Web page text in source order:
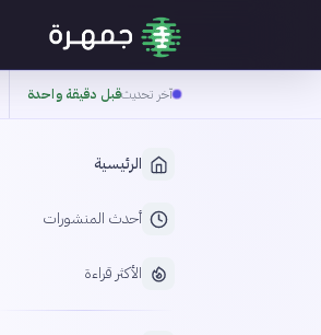
آخر تحديثقبل دقيقة واحدة
الرئيسية
أحدث المنشورات
الأكثر قراءة